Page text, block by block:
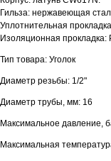
Гильза: нержавеющая
Уплотнительная
Изоляционная прокладка:
Тип товара: Уголок
Диаметр резьбы: 1/2"
Диаметр трубы, мм: 16
Максимальное давление,
Максимальная